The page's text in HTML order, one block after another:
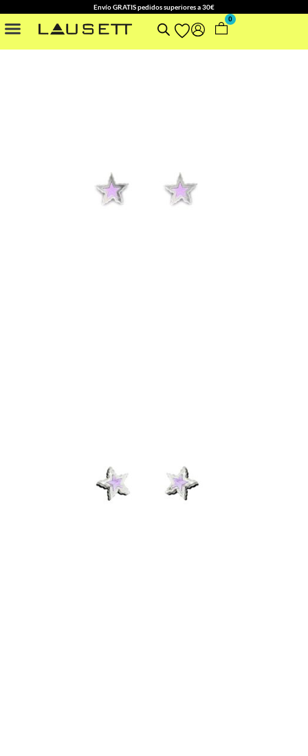
Envío GRATIS pedidos superiores a 30€
0